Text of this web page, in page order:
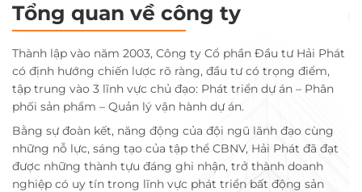
Tổng quan về công ty
Thành lập vào năm 2003, Công ty Cổ phần Đầu tư Hải Phát
có định hướng chiến lược rõ ràng, đầu tư có trọng điểm,
tập trung vào 3 lĩnh vực chủ đạo: Phát triển dự án – Phân
phối sản phẩm – Quản lý vận hành dự án.
Bằng sự đoàn kết, năng động của đội ngũ lãnh đạo cùng
những nỗ lực, sáng tạo của tập thể CBNV, Hải Phát đã đạt
được những thành tựu đáng ghi nhận, trở thành doanh
nghiệp có uy tín trong lĩnh vực phát triển bất động sản